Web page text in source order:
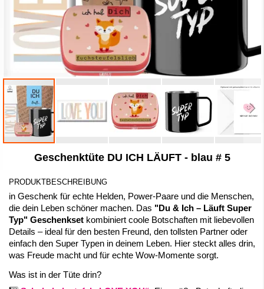
Bildergalerie
Geschenktüte DU ICH LÄUFT - blau # 5
PRODUKTBESCHREIBUNG
in Geschenk für echte Helden, Power-Paare und die Menschen,
die dein Leben schöner machen. Das "Du & Ich – Läuft Super
Typ" Geschenkset kombiniert coole Botschaften mit liebevollen
Details – ideal für den besten Freund, den tollsten Partner oder
einfach den Super Typen in deinem Leben. Hier steckt alles drin,
was Freude macht und für echte Wow-Momente sorgt.
Was ist in der Tüte drin?